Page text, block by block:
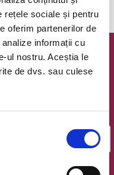
rețele sociale și pentru
oferim partenerilor de
informații cu
ul nostru. Aceștia le
de dvs. sau culese
cu cele mai noi